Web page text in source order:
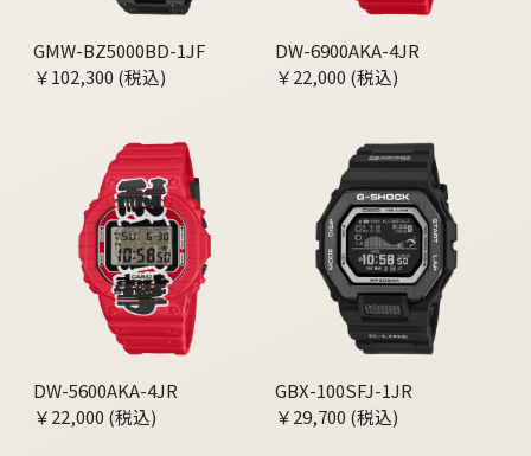
GMW-BZ5000BD-1JF
￥102,300 (税込)
DW-6900AKA-4JR
￥22,000 (税込)
DW-5600AKA-4JR
￥22,000 (税込)
GBX-100SFJ-1JR
￥29,700 (税込)